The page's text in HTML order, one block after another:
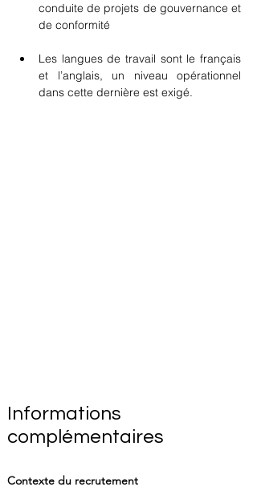
conduite de projets de gouvernance et
de conformité
Les langues de travail sont le français
et l’anglais, un niveau opérationnel
dans cette dernière est exigé.
Informations
complémentaires
Contexte du recrutement